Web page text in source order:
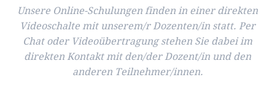
Unsere Online-Schulungen finden in einer direkten
Videoschalte mit unserem/r Dozenten/in statt. Per
Chat oder Videoübertragung stehen Sie dabei im
direkten Kontakt mit den/der Dozent/in und den
anderen Teilnehmer/innen.